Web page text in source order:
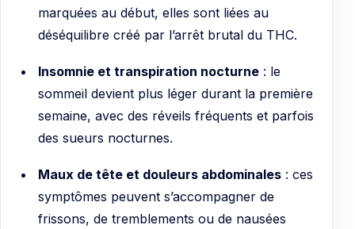
marquées au début, elles sont liées au
déséquilibre créé par l’arrêt brutal du THC.
Insomnie et transpiration nocturne: le
sommeil devient plus léger durant la première
semaine, avec des réveils fréquents et parfois
des sueurs nocturnes.
Maux de tête et douleurs abdominales: ces
symptômes peuvent s’accompagner de
frissons, de tremblements ou de nausées